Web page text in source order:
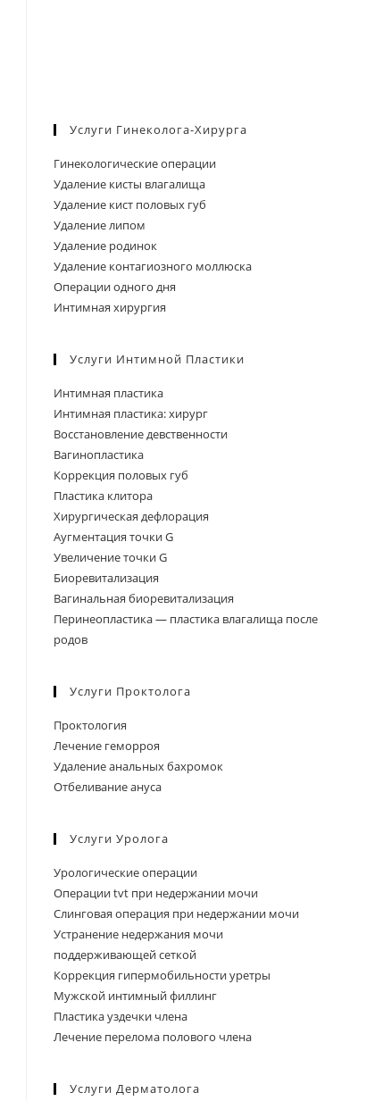
Услуги Гинеколога-Хирурга
Гинекологические операции
Удаление кисты влагалища
Удаление кист половых губ
Удаление липом
Удаление родинок
Удаление контагиозного моллюска
Операции одного дня
Интимная хирургия
Услуги Интимной Пластики
Интимная пластика
Интимная пластика: хирург
Восстановление девственности
Вагинопластика
Коррекция половых губ
Пластика клитора
Хирургическая дефлорация
Аугментация точки G
Увеличение точки G
Биоревитализация
Вагинальная биоревитализация
Перинеопластика — пластика влагалища после
родов
Услуги Проктолога
Проктология
Лечение геморроя
Удаление анальных бахромок
Отбеливание ануса
Услуги Уролога
Урологические операции
Операции tvt при недержании мочи
Слинговая операция при недержании мочи
Устранение недержания мочи
поддерживающей сеткой
Коррекция гипермобильности уретры
Мужской интимный филлинг
Пластика уздечки члена
Лечение перелома полового члена
Услуги Дерматолога